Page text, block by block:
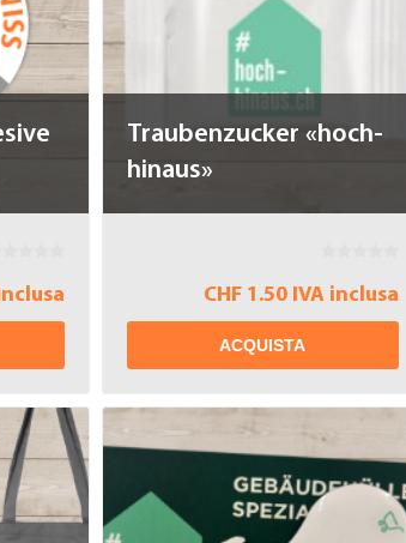
Traubenzucker «hoch-
hinaus»
CHF 1.50 IVA inclusa
ACQUISTA